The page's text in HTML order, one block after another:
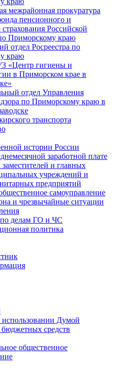
межрайонная прокуратура
пенсионного и
Российской
Приморскому краю
отдел Росреестра по
краю
«Центр гигиены и
в Приморском крае в
отдел Управления
по Приморскому краю в
транспорта
истории России
заработной плате
и главных
учреждений и
предприятий
самоуправление
и чрезвычайные ситуации
делам ГО и ЧС
политика
Думой
средств
общественное